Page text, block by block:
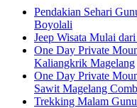
Pendakian Sehari
Boyolali
Jeep Wisata Mulai
One Day Private
Kaliangkrik Magelang
One Day Private
Sawit Magelang
Trekking Malam